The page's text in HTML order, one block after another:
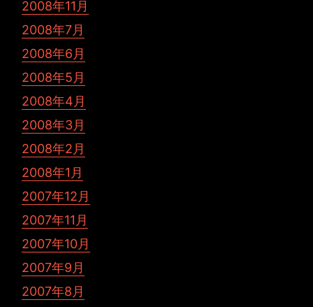
2008年11月
2008年7月
2008年6月
2008年5月
2008年4月
2008年3月
2008年2月
2008年1月
2007年12月
2007年11月
2007年10月
2007年9月
2007年8月